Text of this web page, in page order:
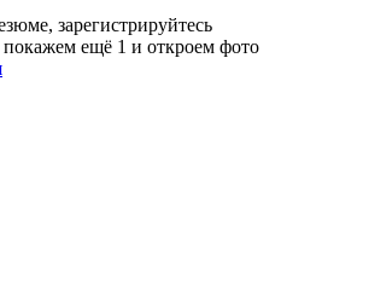
зарегистрируйтесь
ещё 1 и откроем фото